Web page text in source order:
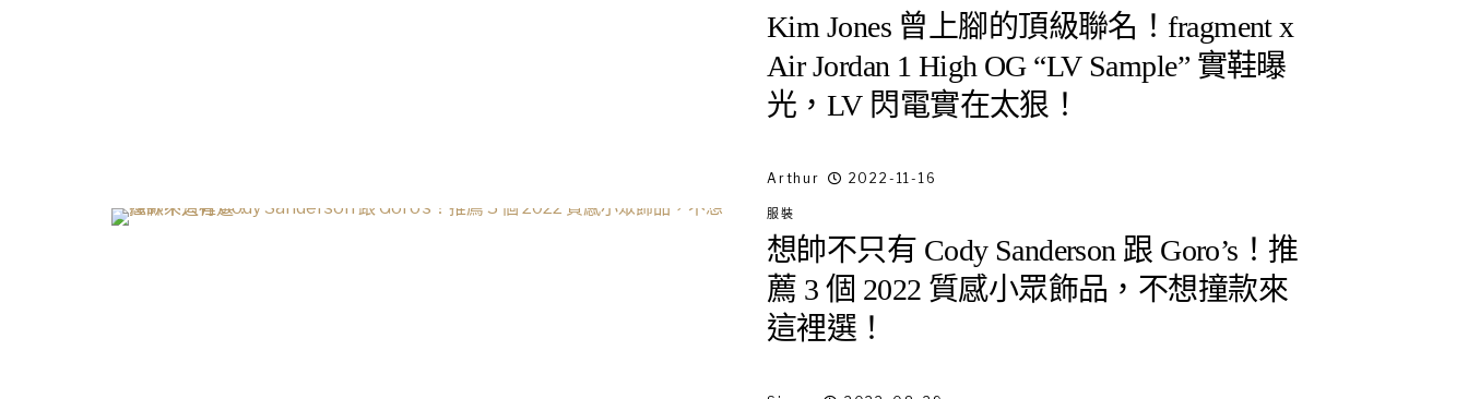
Kim Jones 曾上腳的頂級聯名！fragment x
Air Jordan 1 High OG “LV Sample” 實鞋曝
光，LV 閃電實在太狠！
Arthur 2022-11-16
服裝
想帥不只有 Cody Sanderson 跟 Goro’s！推
薦 3 個 2022 質感小眾飾品，不想撞款來
這裡選！